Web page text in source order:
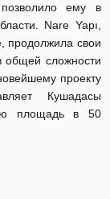
ему в
Nare Yapı,
продолжила свои
общей сложности
проекту
Кушадасы
площадь в 50